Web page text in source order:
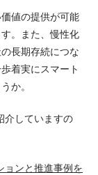
値の提供が可能
。また、慢性化
長期存続につな
着実にスマート
か。
介していますの
ンと推進事例を